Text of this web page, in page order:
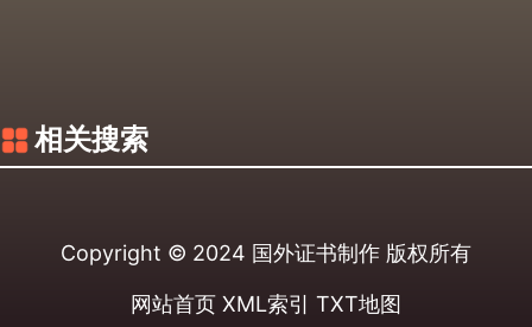
相关搜索
Copyright © 2024 国外证书制作 版权所有
网站首页 XML索引 TXT地图